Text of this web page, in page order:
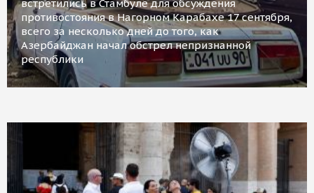
встретились в Стамбуле для обсуждения
противостояния в Нагорном Карабахе 17 сентября,
всего за несколько дней до того, как
Азербайджан начал обстрел непризнанной
республики